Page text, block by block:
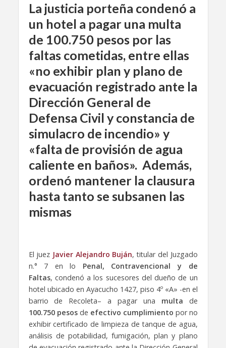
La justicia porteña condenó a
un hotel a pagar una multa
de 100.750 pesos por las
faltas cometidas, entre ellas
«no exhibir plan y plano de
evacuación registrado ante la
Dirección General de
Defensa Civil y constancia de
simulacro de incendio» y
«falta de provisión de agua
caliente en baños». Además,
ordenó mantener la clausura
hasta tanto se subsanen las
mismas
El juez Javier Alejandro Buján, titular del Juzgado
n.° 7 en lo Penal, Contravencional y de
Faltas, condenó a los sucesores del dueño de un
hotel ubicado en Ayacucho 1427, piso 4º «A» -en el
barrio de Recoleta– a pagar una multa de
100.750 pesosde efectivo cumplimiento por no
exhibir certificado de limpieza de tanque de agua,
análisis de potabilidad, fumigación, plan y plano